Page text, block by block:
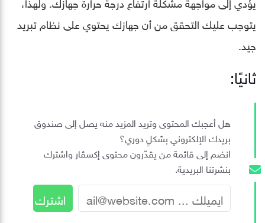
يتوجب عليك التحقق من أن جهازك يحتوي على نظام تبريد
جيد.
ثانيًا:
هل أعجبك المحتوى وتريد المزيد منه يصل إلى صندوق
بريدك الإلكتروني بشكلٍ دوري؟
انضم إلى قائمة من يقدّرون محتوى إكسڤار واشترك
بنشرتنا البريدية.